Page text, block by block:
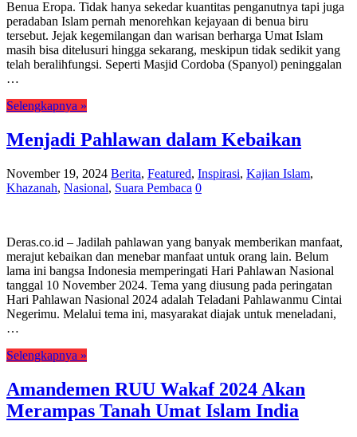
Benua Eropa. Tidak hanya sekedar kuantitas penganutnya tapi juga
peradaban Islam pernah menorehkan kejayaan di benua biru
tersebut. Jejak kegemilangan dan warisan berharga Umat Islam
masih bisa ditelusuri hingga sekarang, meskipun tidak sedikit yang
telah beralihfungsi. Seperti Masjid Cordoba (Spanyol) peninggalan
…
Selengkapnya »
Menjadi Pahlawan dalam Kebaikan
November 19, 2024 Berita, Featured, Inspirasi, Kajian Islam,
Khazanah, Nasional, Suara Pembaca 0
Deras.co.id – Jadilah pahlawan yang banyak memberikan manfaat,
merajut kebaikan dan menebar manfaat untuk orang lain. Belum
lama ini bangsa Indonesia memperingati Hari Pahlawan Nasional
tanggal 10 November 2024. Tema yang diusung pada peringatan
Hari Pahlawan Nasional 2024 adalah Teladani Pahlawanmu Cintai
Negerimu. Melalui tema ini, masyarakat diajak untuk meneladani,
…
Selengkapnya »
Amandemen RUU Wakaf 2024 Akan
Merampas Tanah Umat Islam India